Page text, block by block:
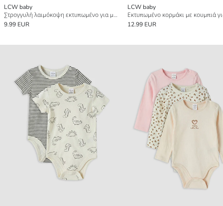
LCW baby
Στρογγυλή λαιμόκοψη εκτυπωμένο για μωρό αγόρι κορμάκι με κουμπιά τριπλή συσκευασία
9.99 EUR
LCW baby
12.99 EUR